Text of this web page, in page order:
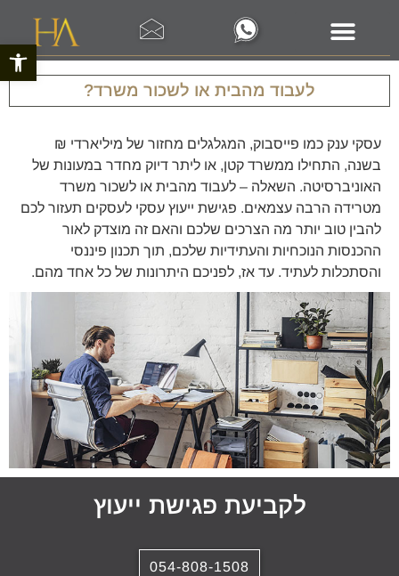
פתח
לעבוד מהבית או לשכור משרד?
עסקי ענק כמו פייסבוק, המגלגלים מחזור של מיליארדי ₪
בשנה, התחילו ממשרד קטן, או ליתר דיוק מחדר במעונות של
האוניברסיטה. השאלה – לעבוד מהבית או לשכור משרד
מטרידה הרבה עצמאים. פגישת ייעוץ עסקי לעסקים תעזור לכם
להבין טוב יותר מה הצרכים שלכם והאם זה מוצדק לאור
ההכנסות הנוכחיות והעתידיות שלכם, תוך תכנון פיננסי
והסתכלות לעתיד. עד אז, לפניכם היתרונות של כל אחד מהם.
לקביעת פגישת ייעוץ
054-808-1508